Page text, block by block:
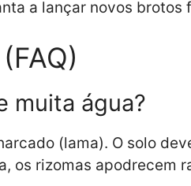
a lançar novos
muita água?
(lama). O solo
os rizomas apodrecem